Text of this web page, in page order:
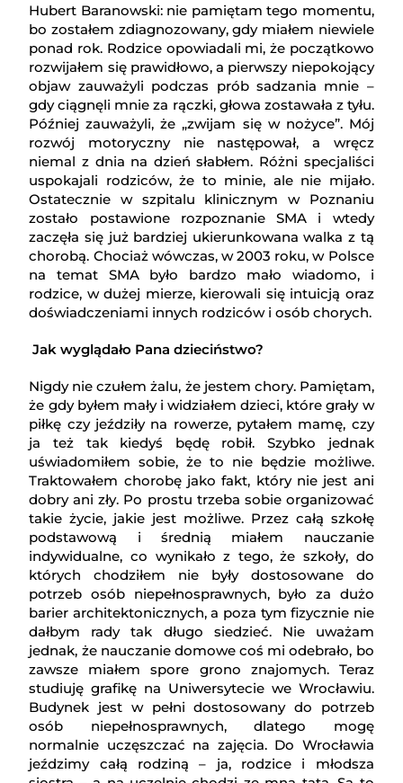
Hubert Baranowski: nie pamiętam tego momentu,
bo zostałem zdiagnozowany, gdy miałem niewiele
ponad rok. Rodzice opowiadali mi, że początkowo
rozwijałem się prawidłowo, a pierwszy niepokojący
objaw zauważyli podczas prób sadzania mnie –
gdy ciągnęli mnie za rączki, głowa zostawała z tyłu.
Później zauważyli, że „zwijam się w nożyce”. Mój
rozwój motoryczny nie następował, a wręcz
niemal z dnia na dzień słabłem. Różni specjaliści
uspokajali rodziców, że to minie, ale nie mijało.
Ostatecznie w szpitalu klinicznym w Poznaniu
zostało postawione rozpoznanie SMA i wtedy
zaczęła się już bardziej ukierunkowana walka z tą
chorobą. Chociaż wówczas, w 2003 roku, w Polsce
na temat SMA było bardzo mało wiadomo, i
rodzice, w dużej mierze, kierowali się intuicją oraz
doświadczeniami innych rodziców i osób chorych.
Jak wyglądało Pana dzieciństwo?
Nigdy nie czułem żalu, że jestem chory. Pamiętam,
że gdy byłem mały i widziałem dzieci, które grały w
piłkę czy jeździły na rowerze, pytałem mamę, czy
ja też tak kiedyś będę robił. Szybko jednak
uświadomiłem sobie, że to nie będzie możliwe.
Traktowałem chorobę jako fakt, który nie jest ani
dobry ani zły. Po prostu trzeba sobie organizować
takie życie, jakie jest możliwe. Przez całą szkołę
podstawową i średnią miałem nauczanie
indywidualne, co wynikało z tego, że szkoły, do
których chodziłem nie były dostosowane do
potrzeb osób niepełnosprawnych, było za dużo
barier architektonicznych, a poza tym fizycznie nie
dałbym rady tak długo siedzieć. Nie uważam
jednak, że nauczanie domowe coś mi odebrało, bo
zawsze miałem spore grono znajomych. Teraz
studiuję grafikę na Uniwersytecie we Wrocławiu.
Budynek jest w pełni dostosowany do potrzeb
osób niepełnosprawnych, dlatego mogę
normalnie uczęszczać na zajęcia. Do Wrocławia
jeździmy całą rodziną – ja, rodzice i młodsza